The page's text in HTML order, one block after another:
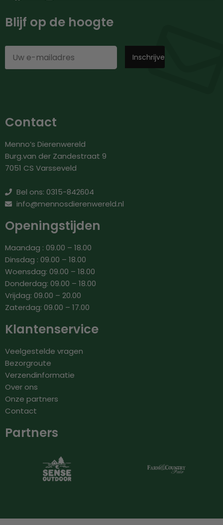
Blijf op de hoogte
Contact
Menno’s Dierenwereld
Burg.van der Zandestraat 9
7051 CS Varsseveld
Bel ons: 0315-842604
info@mennosdierenwereld.nl
Openingstijden
Maandag : 09.00 – 18.00
Dinsdag : 09.00 – 18.00
Woensdag: 09.00 – 18.00
Donderdag: 09.00 – 18.00
Vrijdag: 09.00 – 20.00
Zaterdag: 09.00 – 17.00
Klantenservice
Veelgestelde vragen
Bezorgroute
Verzendinformatie
Over ons
Onze partners
Contact
Partners